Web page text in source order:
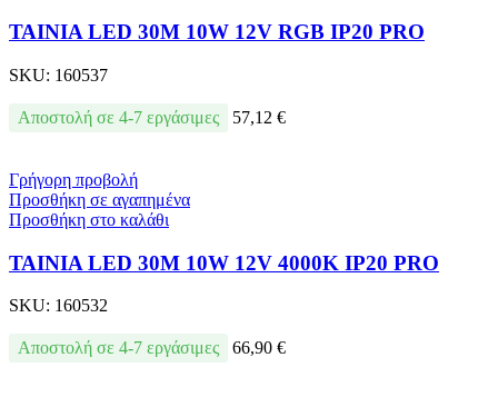
ΤΑΙΝΙΑ LED 30M 10W 12V RGB IP20 PRO
SKU: 160537
Αποστολή σε 4-7 εργάσιμες 57,12 €
Γρήγορη προβολή
Προσθήκη σε αγαπημένα
Προσθήκη στο καλάθι
ΤΑΙΝΙΑ LED 30M 10W 12V 4000K IP20 PRO
SKU: 160532
Αποστολή σε 4-7 εργάσιμες 66,90 €